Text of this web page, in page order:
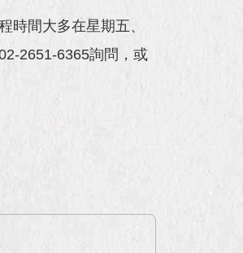
時間大多在星期五、
2651-6365詢問，或